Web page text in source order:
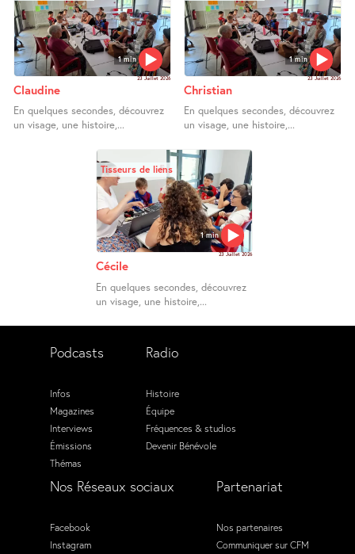
1 min
23 Juillet 2026
Claudine
En quelques secondes, découvrez
un visage, une histoire,...
1 min
23 Juillet 2026
Christian
En quelques secondes, découvrez
un visage, une histoire,...
1 min
Tisseurs de liens
23 Juillet 2026
Cécile
En quelques secondes, découvrez
un visage, une histoire,...
Podcasts
Infos
Magazines
Interviews
Émissions
Thémas
Radio
Histoire
Équipe
Fréquences & studios
Devenir Bénévole
Nos Réseaux sociaux
Facebook
Instagram
Partenariat
Nos partenaires
Communiquer sur CFM